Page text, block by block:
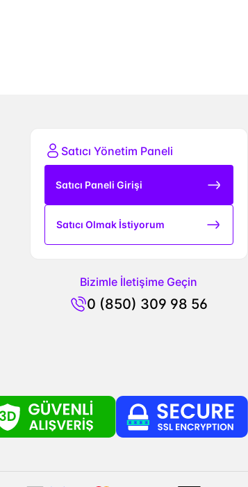
Satıcı Yönetim Paneli
Satıcı Paneli Girişi
Satıcı Olmak İstiyorum
Bizimle İletişime Geçin
0 (850) 309 98 56